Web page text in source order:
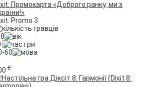
Промокарта «Доброго ранку, ми з
Promo 3
60
₴